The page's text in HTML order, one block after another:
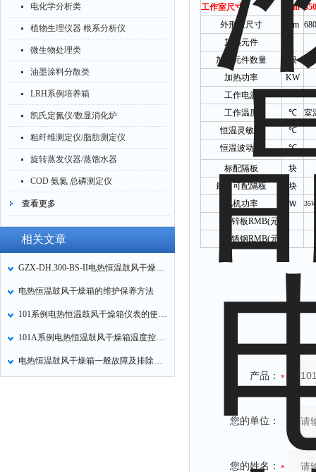
电化学分析类
植物生理仪器 根系分析仪
微生物处理类
油墨涂料分散类
LRH系例培养箱
凯氏定氮仪/数显消化炉
粗纤维测定仪/脂肪测定仪
旋转蒸发仪器/蒸馏水器
COD 氨氮 总磷测定仪
查看更多
相关文章
GZX-DH.300-BS-II电热恒温鼓风干燥使用及注意事项
电热恒温鼓风干燥箱的维护保养方法
101系例电热恒温鼓风干燥箱仪表的使用方法
101A系例电热恒温鼓风干燥箱温度控制操作方法
电热恒温鼓风干燥箱一般故障及排除方法
工作室尺寸 mm 350
外形室尺寸
mm 680
加热元件
加热元件数量
根
加热功率
KW
工作电源
工作温度
℃
室
恒温灵敏度
℃
恒温波动度
℃
标配隔板
块
最多可配隔板
块
风机功率
Ｗ
镀锌板RMB(元
不锈钢RMB(元
产品：
您的单位：
您的姓名：